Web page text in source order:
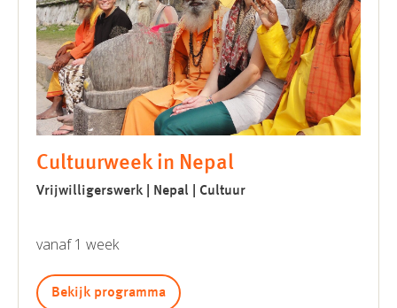
Cultuurweek in Nepal
Vrijwilligerswerk | Nepal | Cultuur
vanaf 1 week
Bekijk programma